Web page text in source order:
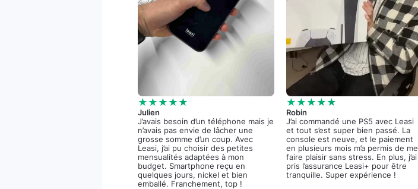
★★★★★
Julien
J’avais besoin d’un téléphone mais je
n’avais pas envie de lâcher une
grosse somme d’un coup. Avec
Leasi, j’ai pu choisir des petites
mensualités adaptées à mon
budget. Smartphone reçu en
quelques jours, nickel et bien
emballé. Franchement, top !
★★★★★
Robin
J’ai commandé une PS5 avec Leasi
et tout s’est super bien passé. La
console est neuve, et le paiement
en plusieurs mois m’a permis de me
faire plaisir sans stress. En plus, j’ai
pris l’assurance Leasi+ pour être
tranquille. Super expérience !